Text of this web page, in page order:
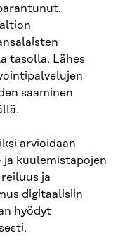
tasolla. Lähes
saaminen
arvioidaan
kuulemistapojen
ja
digitaalisiin
hyödyt